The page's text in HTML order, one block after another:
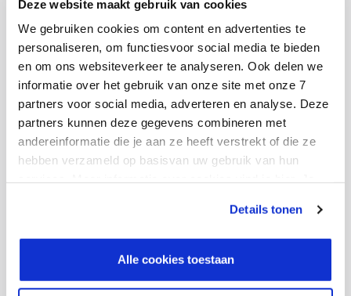
Deze website maakt gebruik van cookies
We gebruiken cookies om content en advertenties te
personaliseren, om functiesvoor social media te bieden
en om ons websiteverkeer te analyseren. Ook delen we
informatie over het gebruik van onze site met onze 7
partners voor social media, adverteren en analyse. Deze
partners kunnen deze gegevens combineren met
andereinformatie die je aan ze heeft verstrekt of die ze
hebben verzameld op basisvan uw gebruik van hun
aanpassen via de CO-knop linksonder. Lees meer over
hoe wij jouw gegevensverwerken in onze privacy- en
Details tonen
Alle cookies toestaan
Download press release as PDF
06 November 2025